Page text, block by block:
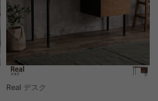
Real デスク